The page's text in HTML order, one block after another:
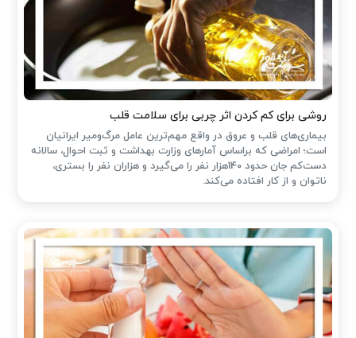
روشی برای کم کردن اثر چربی برای سلامت قلب
بیماری‌های قلب و عروق در واقع مهم‌ترین عامل مرگ‌ومیر ایرانیان
است؛ امراضی که براساس آمارهای وزارت بهداشت و ثبت احوال، سالانه
دست‌کم جان حدود 140هزار نفر را می‌گیرد و هزاران نفر را بستری،
ناتوان و از کار افتاده می‌کند.